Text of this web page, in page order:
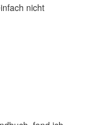
nicht